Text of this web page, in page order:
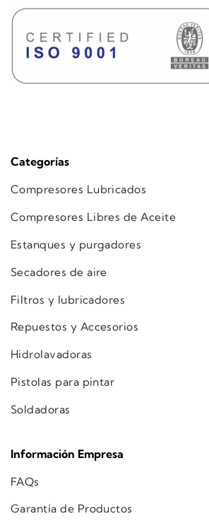
Categorías
Compresores Lubricados
Compresores Libres de Aceite
Estanques y purgadores
Secadores de aire
Filtros y lubricadores
Repuestos y Accesorios
Hidrolavadoras
Pistolas para pintar
Soldadoras
Información Empresa
FAQs
Garantía de Productos